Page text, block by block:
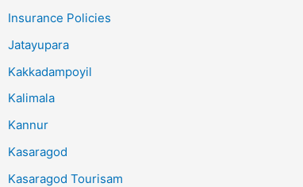
Insurance Policies
Jatayupara
Kakkadampoyil
Kalimala
Kannur
Kasaragod
Kasaragod Tourisam